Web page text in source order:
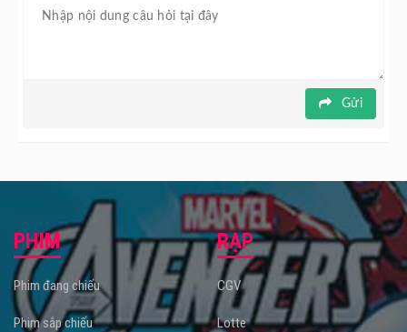
Gửi
PHIM
Phim đang chiếu
Phim sắp chiếu
RẠP
CGV
Lotte